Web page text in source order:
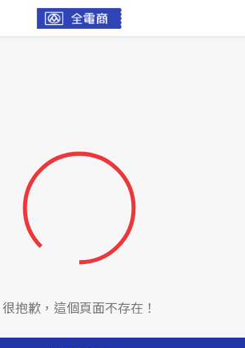
很抱歉，這個頁面不存在！